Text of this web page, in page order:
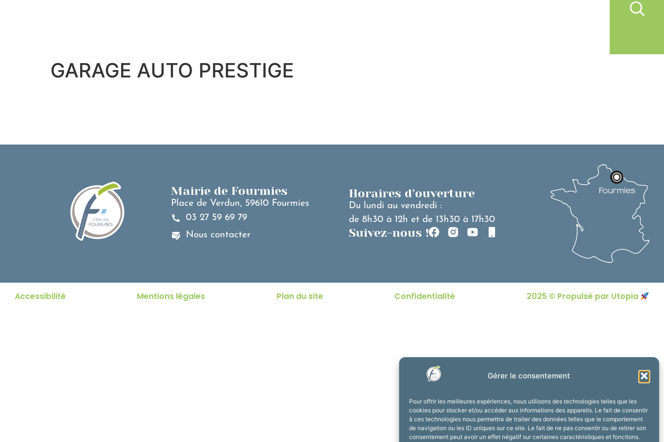
Gérer le consentement
Pour offrir les meilleures expériences, nous utilisons des technologies telles que les
cookies pour stocker et/ou accéder aux informations des appareils. Le fait de consentir
à ces technologies nous permettra de traiter des données telles que le comportement
de navigation ou les ID uniques sur ce site. Le fait de ne pas consentir ou de retirer son
consentement peut avoir un effet négatif sur certaines caractéristiques et fonctions.
GARAGE AUTO PRESTIGE
Mairie de Fourmies
Place de Verdun, 59610 Fourmies
03 27 59 69 79
Nous contacter
Horaires d’ouverture
Du lundi au vendredi :
de 8h30 à 12h et de 13h30 à 17h30
Suivez-nous !
Accessibilité Mentions légales Plan du site Confidentialité 2025 © Propulsé par Utopia